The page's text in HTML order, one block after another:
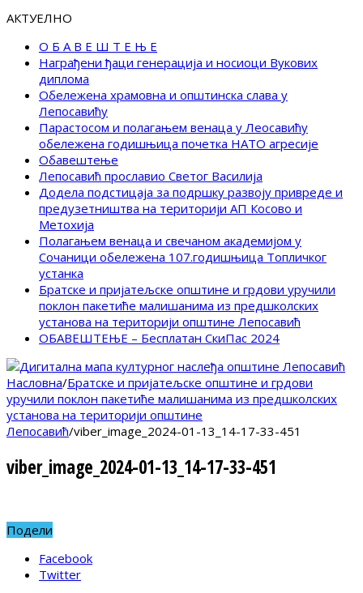
АКТУЕЛНО
О Б А В Е Ш Т Е Њ Е
Награђени ђаци генерација и носиоци Вукових
диплома
Обележена храмовна и општинска слава у
Лепосавићу
Парастосом и полагањем венаца у Леосавићу
обележена годишњица почетка НАТО агресије
Обавештење
Лепосавић прославио Светог Василија
Додела подстицаја за подршку развоју привреде и
предузетништва на територији АП Косово и
Метохија
Полагањем венаца и свечаном академијом у
Сочаници обележена 107.годишњица Топличког
устанка
Братске и пријатељске општине и грдови уручили
поклон пакетиће малишанима из предшколских
установа на територији општине Лепосавић
ОБАВЕШТЕЊЕ – Бесплатан СкиПас 2024
Насловна/Братске и пријатељске општине и грдови
уручили поклон пакетиће малишанима из предшколских
установа на територији општине
Лепосавић/viber_image_2024-01-13_14-17-33-451
viber_image_2024-01-13_14-17-33-451
Подели
Facebook
Twitter